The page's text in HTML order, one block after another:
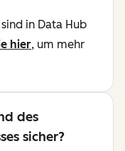
in Data Hub
hier, um mehr
des
sicher?